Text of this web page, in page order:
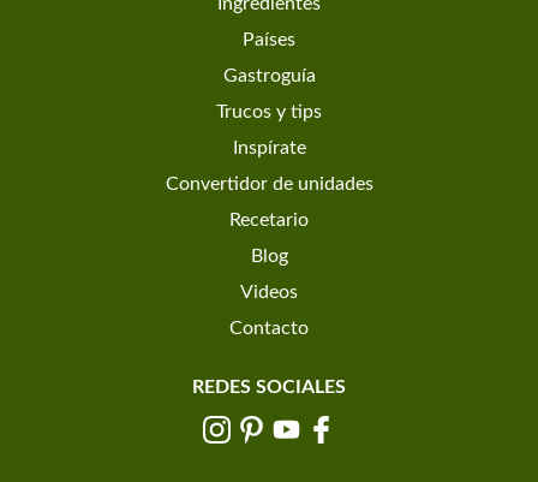
Países
Gastroguía
Trucos y tips
Inspírate
Convertidor de unidades
Recetario
Blog
Videos
Contacto
REDES SOCIALES